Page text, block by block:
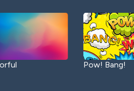
Pow! Bang!